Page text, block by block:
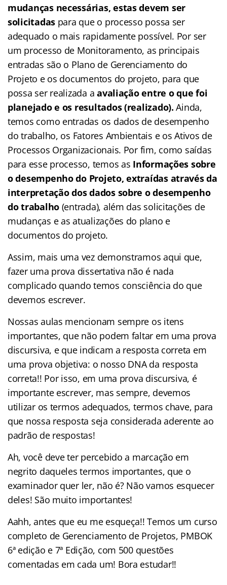
mudanças necessárias, estas devem ser
solicitadas para que o processo possa ser
adequado o mais rapidamente possível. Por ser
um processo de Monitoramento, as principais
entradas são o Plano de Gerenciamento do
Projeto e os documentos do projeto, para que
possa ser realizada aavaliação entre o que foi
planejado e os resultados (realizado). Ainda,
temos como entradas os dados de desempenho
do trabalho, os Fatores Ambientais e os Ativos de
Processos Organizacionais. Por fim, como saídas
para esse processo, temos as Informações sobre
o desempenho do Projeto, extraídas através da
interpretação dos dados sobre o desempenho
do trabalho (entrada), além das solicitações de
mudanças e as atualizações do plano e
documentos do projeto.
Assim, mais uma vez demonstramos aqui que,
fazer uma prova dissertativa não é nada
complicado quando temos consciência do que
devemos escrever.
Nossas aulas mencionam sempre os itens
importantes, que não podem faltar em uma prova
discursiva, e que indicam a resposta correta em
uma prova objetiva: o nosso DNA da resposta
correta!! Por isso, em uma prova discursiva, é
importante escrever, mas sempre, devemos
utilizar os termos adequados, termos chave, para
que nossa resposta seja considerada aderente ao
padrão de respostas!
Ah, você deve ter percebido a marcação em
negrito daqueles termos importantes, que o
examinador quer ler, não é? Não vamos esquecer
deles! São muito importantes!
Aahh, antes que eu me esqueça!! Temos um curso
completo de Gerenciamento de Projetos, PMBOK
6ª edição e 7ª Edição, com 500 questões
comentadas em cada um! Bora estudar!!